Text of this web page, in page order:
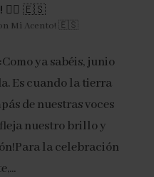
🏳️‍🌈 🇪🇸
Mi Acento! 🇪🇸
ya sabéis, junio
Es cuando la tierra
de nuestras voces
nuestro brillo y
la celebración